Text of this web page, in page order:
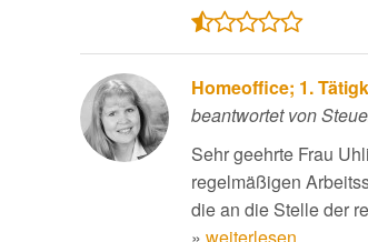
Homeoffice; 1.
beantwortet von
Sehr geehrte Frau
regelmäßigen
die an die Stelle der